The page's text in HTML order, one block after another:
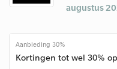
augustus
Aanbieding 30%
Kortingen tot wel 30%